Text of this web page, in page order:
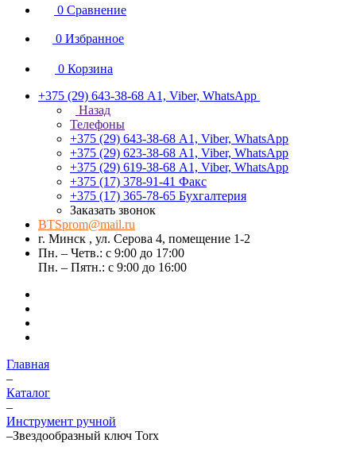
0 Сравнение
0 Избранное
0 Корзина
+375 (29) 643-38-68 А1, Viber, WhatsApp
Назад
Телефоны
+375 (29) 643-38-68 А1, Viber, WhatsApp
+375 (29) 623-38-68 А1, Viber, WhatsApp
+375 (29) 619-38-68 А1, Viber, WhatsApp
+375 (17) 378-91-41 Факс
+375 (17) 365-78-65 Бухгалтерия
Заказать звонок
BTSprom@mail.ru
г. Минск , ул. Серова 4, помещение 1-2
Пн. – Четв.: с 9:00 до 17:00
Пн. – Пятн.: с 9:00 до 16:00
Главная
–
Каталог
–
Инструмент ручной
–Звездообразный ключ Torx